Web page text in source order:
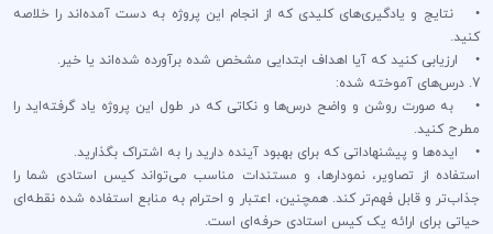
• نتایج و یادگیری‌های کلیدی که از انجام این پروژه به دست آمده‌اند را خلاصه
کنید.
• ارزیابی کنید که آیا اهداف ابتدایی مشخص شده برآورده شده‌اند یا خیر.
7. درس‌های آموخته شده:
• به صورت روشن و واضح درس‌ها و نکاتی که در طول این پروژه یاد گرفته‌اید را
مطرح کنید.
• ایده‌ها و پیشنهاداتی که برای بهبود آینده دارید را به اشتراک بگذارید.
استفاده از تصاویر، نمودارها، و مستندات مناسب می‌تواند کیس استادی شما را
جذاب‌تر و قابل فهم‌تر کند. همچنین، اعتبار و احترام به منابع استفاده شده نقطه‌ای
حیاتی برای ارائه یک کیس استادی حرفه‌ای است.